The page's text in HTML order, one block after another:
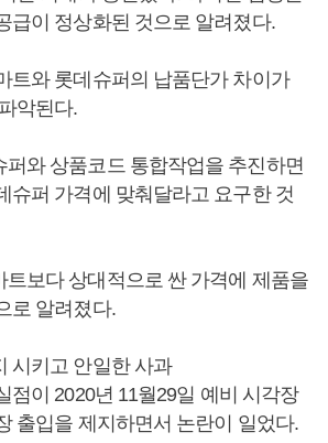
급이 정상화된 것으로 알려졌다.
트와 롯데슈퍼의 납품단가 차이가
악된다.
퍼와 상품코드 통합작업을 추진하면
슈퍼 가격에 맞춰달라고 요구한 것
트보다 상대적으로 싼 가격에 제품을
로 알려졌다.
시키고 안일한 사과
점이 2020년 11월29일 예비 시각장
출입을 제지하면서 논란이 일었다.